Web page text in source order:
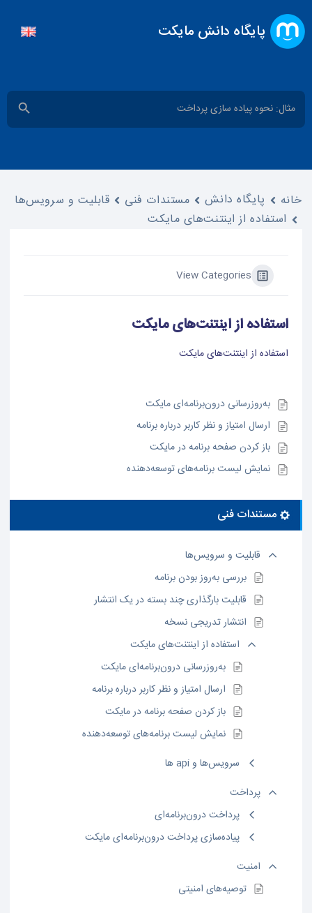
پایگاه دانش مایکت
جستجو
برای:
دکمه
مستندات فنی
قابلیت و سرویس‌ها
بررسی به‌‌روز بودن برنامه
قابلیت بارگذاری چند بسته در یک انتشار
انتشار تدریجی نسخه
استفاده از اینتنت‌های مایکت
به‌روزرسانی درون‌برنامه‌ای مایکت
ارسال امتیاز و نظر کاربر درباره برنامه
باز کردن صفحه برنامه در مایکت
نمایش لیست برنامه‌های توسعه‌دهنده
سرویس‌ها و api ها
پرداخت
پرداخت درون‌برنامه‌ای
پیاده‌سازی پرداخت درون‌برنامه‌ای مایکت
امنیت
توصیه‌های امنیتی
View Categories
خانه پایگاه دانش مستندات فنی
قابلیت و سرویس‌ها
استفاده از اینتنت‌های مایکت
استفاده از اینتنت‌های مایکت
استفاده از اینتنت‌های مایکت
به‌روزرسانی درون‌برنامه‌ای مایکت
ارسال امتیاز و نظر کاربر درباره برنامه
باز کردن صفحه برنامه در مایکت
نمایش لیست برنامه‌های توسعه‌دهنده